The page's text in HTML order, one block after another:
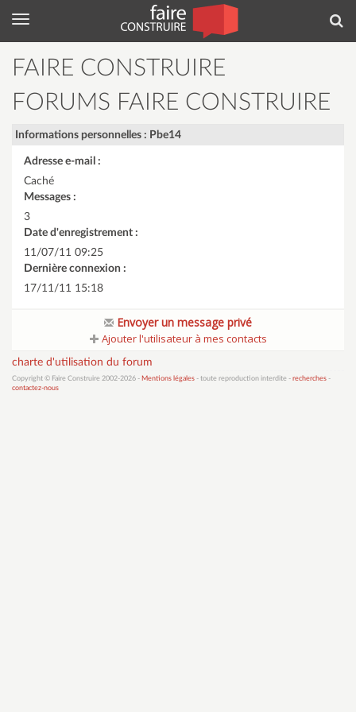
Menu
FAIRE CONSTRUIRE
FORUMS FAIRE CONSTRUIRE
Informations personnelles : Pbe14
Adresse e-mail :
Caché
Messages :
3
Date d'enregistrement :
11/07/11 09:25
Dernière connexion :
17/11/11 15:18
Envoyer un message privé
Ajouter l'utilisateur à mes contacts
charte d'utilisation du forum
Copyright © Faire Construire 2002-2026 - Mentions légales - toute reproduction interdite - recherches -
contactez-nous